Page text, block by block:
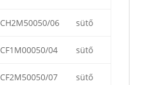
CH2M50050/06 sütő
CF1M00050/04 sütő
CF2M50050/07 sütő